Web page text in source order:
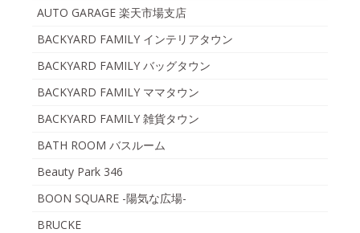
AUTO GARAGE 楽天市場支店
BACKYARD FAMILY インテリアタウン
BACKYARD FAMILY バッグタウン
BACKYARD FAMILY ママタウン
BACKYARD FAMILY 雑貨タウン
BATH ROOM バスルーム
Beauty Park 346
BOON SQUARE -陽気な広場-
BRUCKE